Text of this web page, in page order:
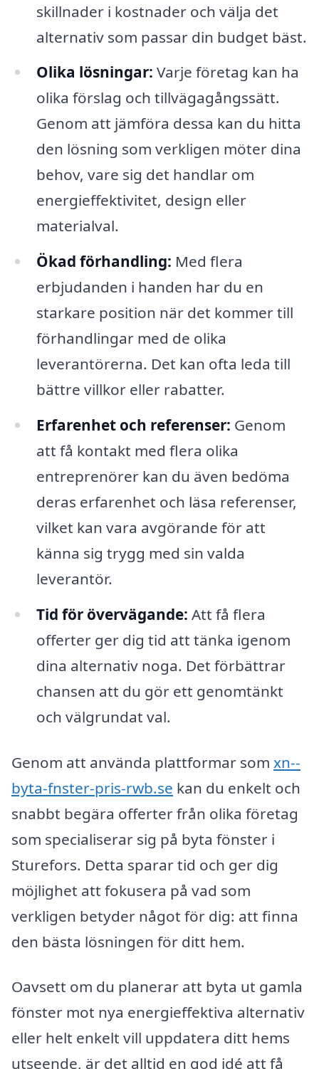
skillnader i kostnader och välja det
alternativ som passar din budget bäst.
Olika lösningar: Varje företag kan ha
olika förslag och tillvägagångssätt.
Genom att jämföra dessa kan du hitta
den lösning som verkligen möter dina
behov, vare sig det handlar om
energieffektivitet, design eller
materialval.
Ökad förhandling: Med flera
erbjudanden i handen har du en
starkare position när det kommer till
förhandlingar med de olika
leverantörerna. Det kan ofta leda till
bättre villkor eller rabatter.
Erfarenhet och referenser: Genom
att få kontakt med flera olika
entreprenörer kan du även bedöma
deras erfarenhet och läsa referenser,
vilket kan vara avgörande för att
känna sig trygg med sin valda
leverantör.
Tid för övervägande: Att få flera
offerter ger dig tid att tänka igenom
dina alternativ noga. Det förbättrar
chansen att du gör ett genomtänkt
och välgrundat val.
Genom att använda plattformar som xn--
byta-fnster-pris-rwb.se kan du enkelt och
snabbt begära offerter från olika företag
som specialiserar sig på byta fönster i
Sturefors. Detta sparar tid och ger dig
möjlighet att fokusera på vad som
verkligen betyder något för dig: att finna
den bästa lösningen för ditt hem.
Oavsett om du planerar att byta ut gamla
fönster mot nya energieffektiva alternativ
eller helt enkelt vill uppdatera ditt hems
utseende, är det alltid en god idé att få